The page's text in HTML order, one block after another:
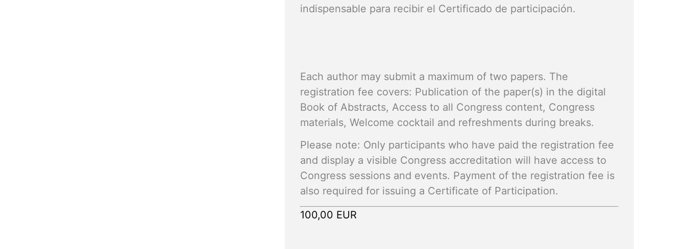
indispensable para recibir el Certificado de participación.
Each author may submit a maximum of two papers. The
registration fee covers: Publication of the paper(s) in the digital
Book of Abstracts, Access to all Congress content, Congress
materials, Welcome cocktail and refreshments during breaks.
Please note: Only participants who have paid the registration fee
and display a visible Congress accreditation will have access to
Congress sessions and events. Payment of the registration fee is
also required for issuing a Certificate of Participation.
100,00 EUR